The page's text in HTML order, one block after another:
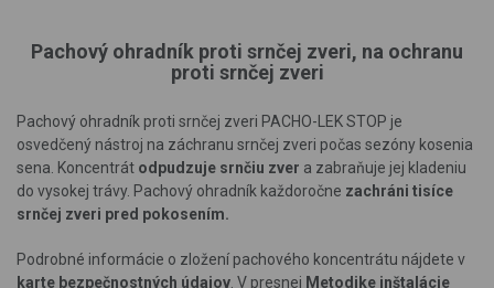
Pachový ohradník proti srnčej zveri, na ochranu
proti srnčej zveri
Pachový ohradník proti srnčej zveri PACHO-LEK STOP je
osvedčený nástroj na záchranu srnčej zveri počas sezóny kosenia
sena. Koncentrát odpudzuje srnčiu zver a zabraňuje jej kladeniu
do vysokej trávy. Pachový ohradník každoročne zachráni tisíce
srnčej zveri pred pokosením.
Podrobné informácie o zložení pachového koncentrátu nájdete v
karte bezpečnostných údajov . V presnej Metodike inštalácie